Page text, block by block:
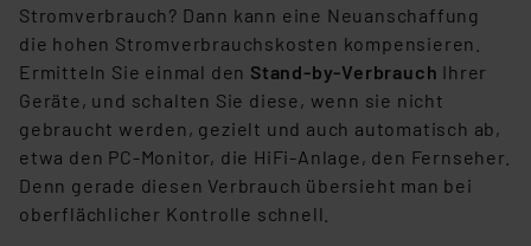
Stromverbrauch? Dann kann eine Neuanschaffung
die hohen Stromverbrauchskosten kompensieren.
Ermitteln Sie einmal den Stand-by-Verbrauch Ihrer
Geräte, und schalten Sie diese, wenn sie nicht
gebraucht werden, gezielt und auch automatisch ab,
etwa den PC-Monitor, die HiFi-Anlage, den Fernseher.
Denn gerade diesen Verbrauch übersieht man bei
oberflächlicher Kontrolle schnell.